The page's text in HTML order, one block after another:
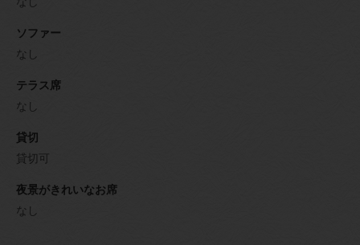
ソファー
なし
テラス席
なし
貸切
貸切可
夜景がきれいなお席
なし